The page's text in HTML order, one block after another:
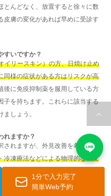
とんどなく、放置すると徐々に数
皮膚の変化があれば早めに受診す
すいですか？
イリースキン）の方、日焼け止め
同様の症状がある方はリスクが高
後に免疫抑制薬を服用している方
子を持ちます。これらに該当する
しょう。
れますか？
れますが、外見改善を希望する
冷凍療法などによる物理的な病変
科的切除が選択されることもあり
1分で入力完了
簡単Web予約